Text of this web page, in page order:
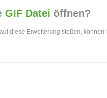
GIF Datei öffnen?
diese Erweiterung stoßen,